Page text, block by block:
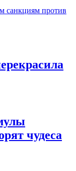
санкциям против
чудеса